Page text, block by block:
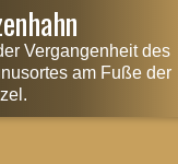
Vergangenheit des
am Fuße der